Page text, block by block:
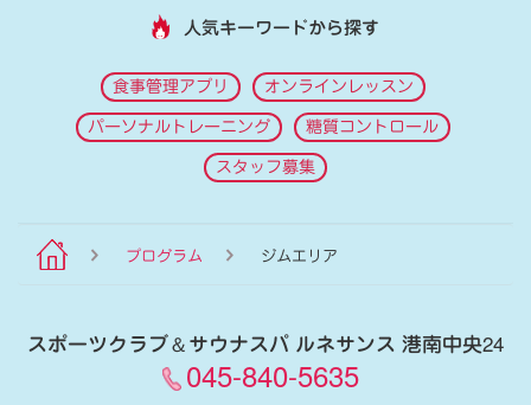
人気キーワードから探す
食事管理アプリ オンラインレッスン
パーソナルトレーニング 糖質コントロール
スタッフ募集
プログラム ジムエリア
スポーツクラブ＆サウナスパ ルネサンス 港南中央24
045-840-5635